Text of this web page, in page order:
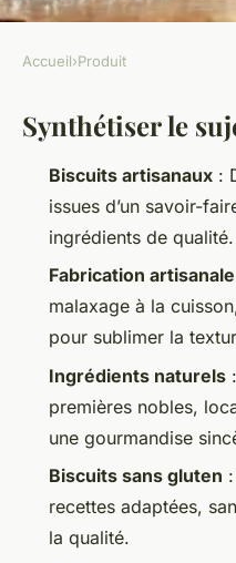
Les secrets de
artisanale :
inégalée
Amable 26/03/2026 14:48
Accueil›Produit
Synthétiser le
Biscuits artisanaux :
issues d’un savoir-
ingrédients de qualité.
Fabrication artisanale
malaxage à la
pour sublimer la
Ingrédients naturels
premières nobles,
une gourmandise
Biscuits sans gluten
recettes adaptées,
la qualité.